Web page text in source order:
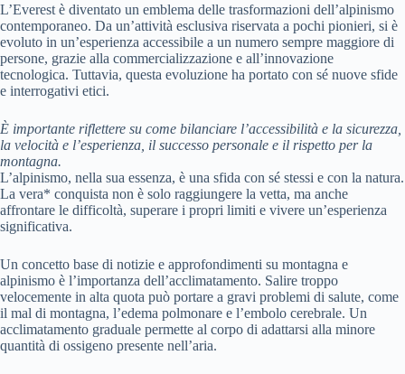
L’Everest è diventato un emblema delle trasformazioni dell’alpinismo
contemporaneo. Da un’attività esclusiva riservata a pochi pionieri, si è
evoluto in un’esperienza accessibile a un numero sempre maggiore di
persone, grazie alla commercializzazione e all’innovazione
tecnologica. Tuttavia, questa evoluzione ha portato con sé nuove sfide
e interrogativi etici.
È importante riflettere su come bilanciare l’accessibilità e la sicurezza,
la velocità e l’esperienza, il successo personale e il rispetto per la
montagna.
L’alpinismo, nella sua essenza, è una sfida con sé stessi e con la natura.
La vera* conquista non è solo raggiungere la vetta, ma anche
affrontare le difficoltà, superare i propri limiti e vivere un’esperienza
significativa.
Un concetto base di notizie e approfondimenti su montagna e
alpinismo è l’importanza dell’acclimatamento. Salire troppo
velocemente in alta quota può portare a gravi problemi di salute, come
il mal di montagna, l’edema polmonare e l’embolo cerebrale. Un
acclimatamento graduale permette al corpo di adattarsi alla minore
quantità di ossigeno presente nell’aria.